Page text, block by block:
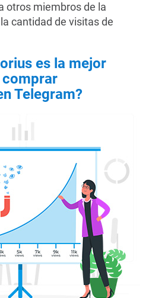
otros miembros de la
cantidad de visitas de
es la mejor
Telegram?